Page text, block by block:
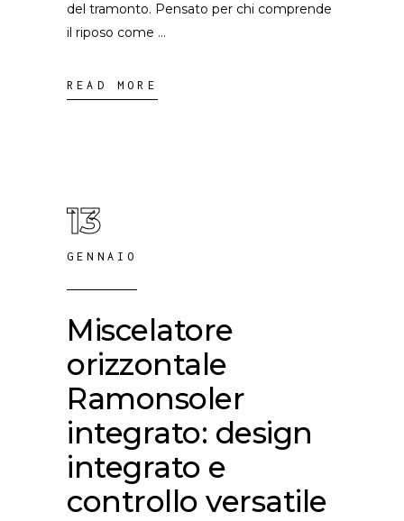
del tramonto. Pensato per chi comprende
il riposo come
READ MORE
13
GENNAIO
Miscelatore
orizzontale
Ramonsoler
integrato: design
integrato e
controllo versatile